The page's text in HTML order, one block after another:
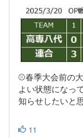
⚾春季大会前の
よい状態になっ
知らせしたいと
11